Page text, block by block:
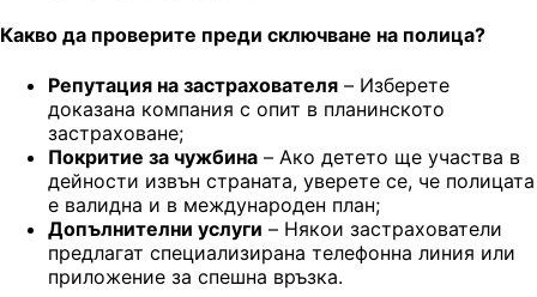
Какво да проверите преди сключване на полица?
Репутация на застрахователя – Изберете
доказана компания с опит в планинското
застраховане;
Покритие за чужбина – Ако детето ще участва в
дейности извън страната, уверете се, че полицата
е валидна и в международен план;
Допълнителни услуги – Някои застрахователи
предлагат специализирана телефонна линия или
приложение за спешна връзка.